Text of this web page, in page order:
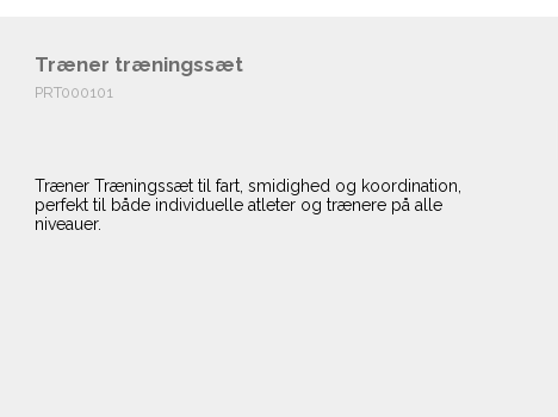
Træner træningssæt
PRT000101
Træner Træningssæt til fart, smidighed og koordination,
perfekt til både individuelle atleter og trænere på alle
niveauer.